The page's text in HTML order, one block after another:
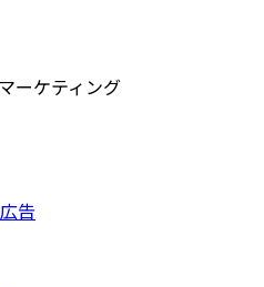
ーケティング
告